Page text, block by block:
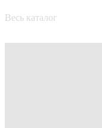
Весь каталог